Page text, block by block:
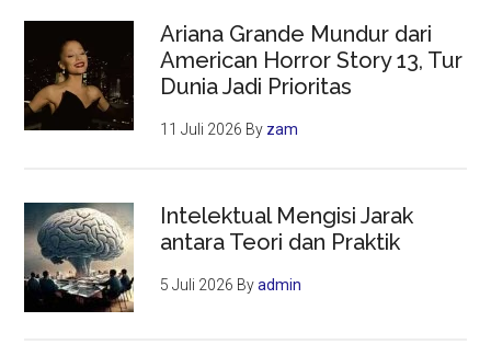
Ariana Grande Mundur dari
American Horror Story 13, Tur
Dunia Jadi Prioritas
11 Juli 2026 By zam
Intelektual Mengisi Jarak
antara Teori dan Praktik
5 Juli 2026 Byadmin